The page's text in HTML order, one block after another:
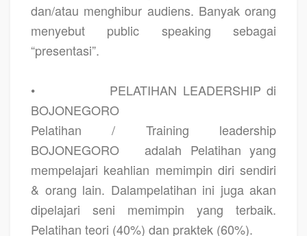
dan/atau menghibur audiens. Banyak orang
menyebut public speaking sebagai
“presentasi”.
•
PELATIHAN LEADERSHIP di
BOJONEGORO
Pelatihan / Training leadership
BOJONEGORO
adalah Pelatihan yang
mempelajari keahlian memimpin diri sendiri
& orang lain. Dalampelatihan ini juga akan
dipelajari seni memimpin yang terbaik.
Pelatihan teori (40%) dan praktek (60%).